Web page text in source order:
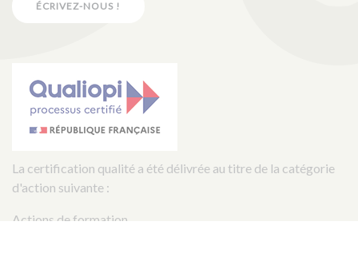
ÉCRIVEZ-NOUS !
La certification qualité a été délivrée au titre de la catégorie
d'action suivante :
Actions de formation